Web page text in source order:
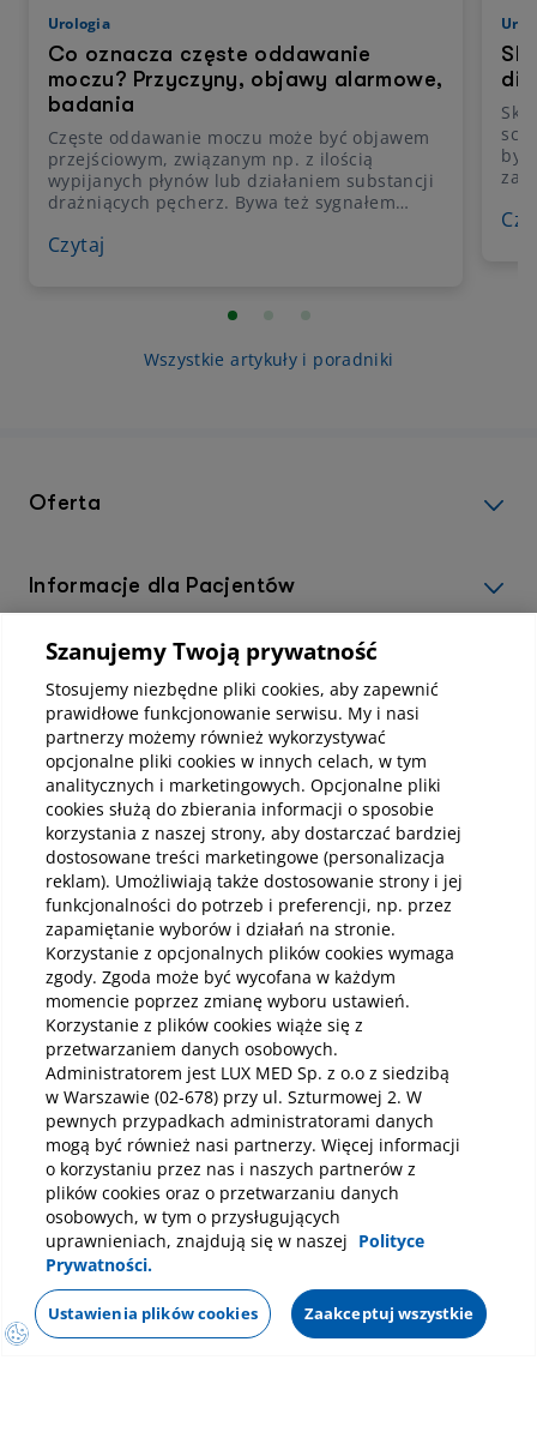
Urologia
Co oznacza częste oddawanie
moczu? Przyczyny, objawy alarmowe,
badania
Częste oddawanie moczu może być objawem
przejściowym, związanym np. z ilością
wypijanych płynów lub działaniem substancji
drażniących pęcherz. Bywa też sygnałem
prostaty lub schorzeń neurologicznych.
możliwe przyczyny częstomoczu, metody
Czytaj
być
Wszystkie artykuły i poradniki
Oferta
Informacje dla Pacjentów
Informacje korporacyjne
Kup abonamenty online
Kup online
Pobierz aplikację mobilną
Szanujemy Twoją prywatność
Stosujemy niezbędne pliki cookies, aby zapewnić
prawidłowe funkcjonowanie serwisu. My i nasi
partnerzy możemy również wykorzystywać
opcjonalne pliki cookies w innych celach, w tym
analitycznych i marketingowych. Opcjonalne pliki
cookies służą do zbierania informacji o sposobie
korzystania z naszej strony, aby dostarczać bardziej
dostosowane treści marketingowe (personalizacja
reklam). Umożliwiają także dostosowanie strony i jej
funkcjonalności do potrzeb i preferencji, np. przez
zapamiętanie wyborów i działań na stronie.
Korzystanie z opcjonalnych plików cookies wymaga
zgody. Zgoda może być wycofana w każdym
momencie poprzez zmianę wyboru ustawień.
Korzystanie z plików cookies wiąże się z
przetwarzaniem danych osobowych.
Administratorem jest LUX MED Sp. z o.o z siedzibą
w Warszawie (02-678) przy ul. Szturmowej 2. W
pewnych przypadkach administratorami danych
mogą być również nasi partnerzy. Więcej informacji
o korzystaniu przez nas i naszych partnerów z
plików cookies oraz o przetwarzaniu danych
osobowych, w tym o przysługujących
uprawnieniach, znajdują się w naszej Polityce
Prywatności.
Ustawienia plików cookies Zaakceptuj wszystkie